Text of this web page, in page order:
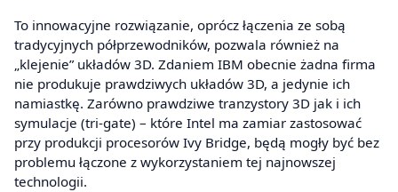
To innowacyjne rozwiązanie, oprócz łączenia ze sobą
tradycyjnych półprzewodników, pozwala również na
„klejenie” układów 3D. Zdaniem IBM obecnie żadna firma
nie produkuje prawdziwych układów 3D, a jedynie ich
namiastkę. Zarówno prawdziwe tranzystory 3D jak i ich
symulacje (tri-gate) – które Intel ma zamiar zastosować
przy produkcji procesorów Ivy Bridge, będą mogły być bez
problemu łączone z wykorzystaniem tej najnowszej
technologii.